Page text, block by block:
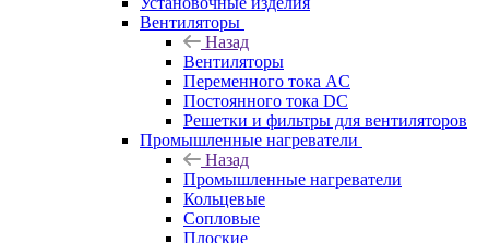
Вентиляторы
Назад
Вентиляторы
Переменного тока AC
Постоянного тока DC
Решетки и фильтры для вентиляторов
Промышленные нагреватели
Назад
Промышленные нагреватели
Кольцевые
Сопловые
Плоские